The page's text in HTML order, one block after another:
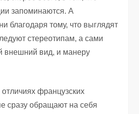
запоминаются. А
благодаря тому, что выглядят
стереотипам, а сами
внешний вид, и манеру
французских
сразу обращают на себя